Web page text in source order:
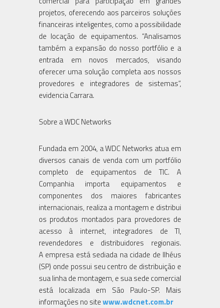
projetos, oferecendo aos parceiros soluções
financeiras inteligentes, como a possibilidade
de locação de equipamentos. “Analisamos
também a expansão do nosso portfólio e a
entrada em novos mercados, visando
oferecer uma solução completa aos nossos
provedores e integradores de sistemas”,
evidencia Carrara.
Sobre a WDC Networks
Fundada em 2004, a WDC Networks atua em
diversos canais de venda com um portfólio
completo de equipamentos de TIC. A
Companhia importa equipamentos e
componentes dos maiores fabricantes
internacionais, realiza a montagem e distribui
os produtos montados para provedores de
acesso à internet, integradores de TI,
revendedores e distribuidores regionais.
A empresa está sediada na cidade de Ilhéus
(SP) onde possui seu centro de distribuição e
sua linha de montagem, e sua sede comercial
está localizada em São Paulo-SP. Mais
informações no sitewww.wdcnet.com.br